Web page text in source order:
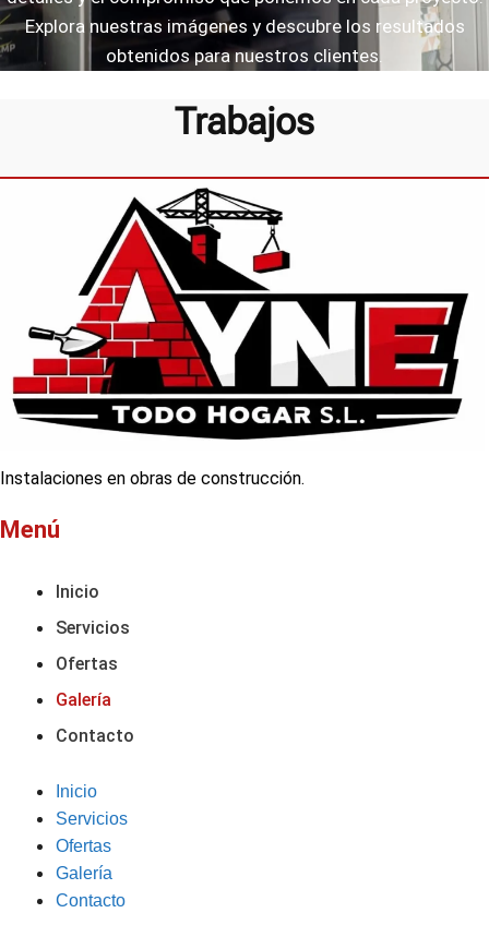
Explora nuestras imágenes y descubre los resultados
obtenidos para nuestros clientes.
Trabajos
Instalaciones en obras de construcción.
Menú
Inicio
Servicios
Ofertas
Galería
Contacto
Inicio
Servicios
Ofertas
Galería
Contacto